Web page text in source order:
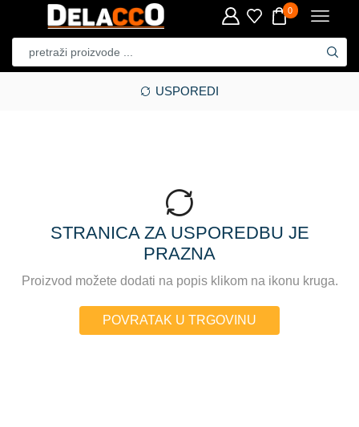
0
USPOREDI
STRANICA ZA USPOREDBU JE
PRAZNA
Proizvod možete dodati na popis klikom na ikonu kruga.
POVRATAK U TRGOVINU